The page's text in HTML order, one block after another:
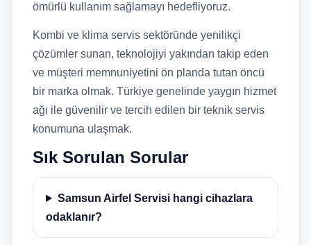
ömürlü kullanım sağlamayı hedefliyoruz.
Kombi ve klima servis sektöründe yenilikçi
çözümler sunan, teknolojiyi yakından takip eden
ve müşteri memnuniyetini ön planda tutan öncü
bir marka olmak. Türkiye genelinde yaygın hizmet
ağı ile güvenilir ve tercih edilen bir teknik servis
konumuna ulaşmak.
Sık Sorulan Sorular
Samsun Airfel Servisi hangi cihazlara
odaklanır?